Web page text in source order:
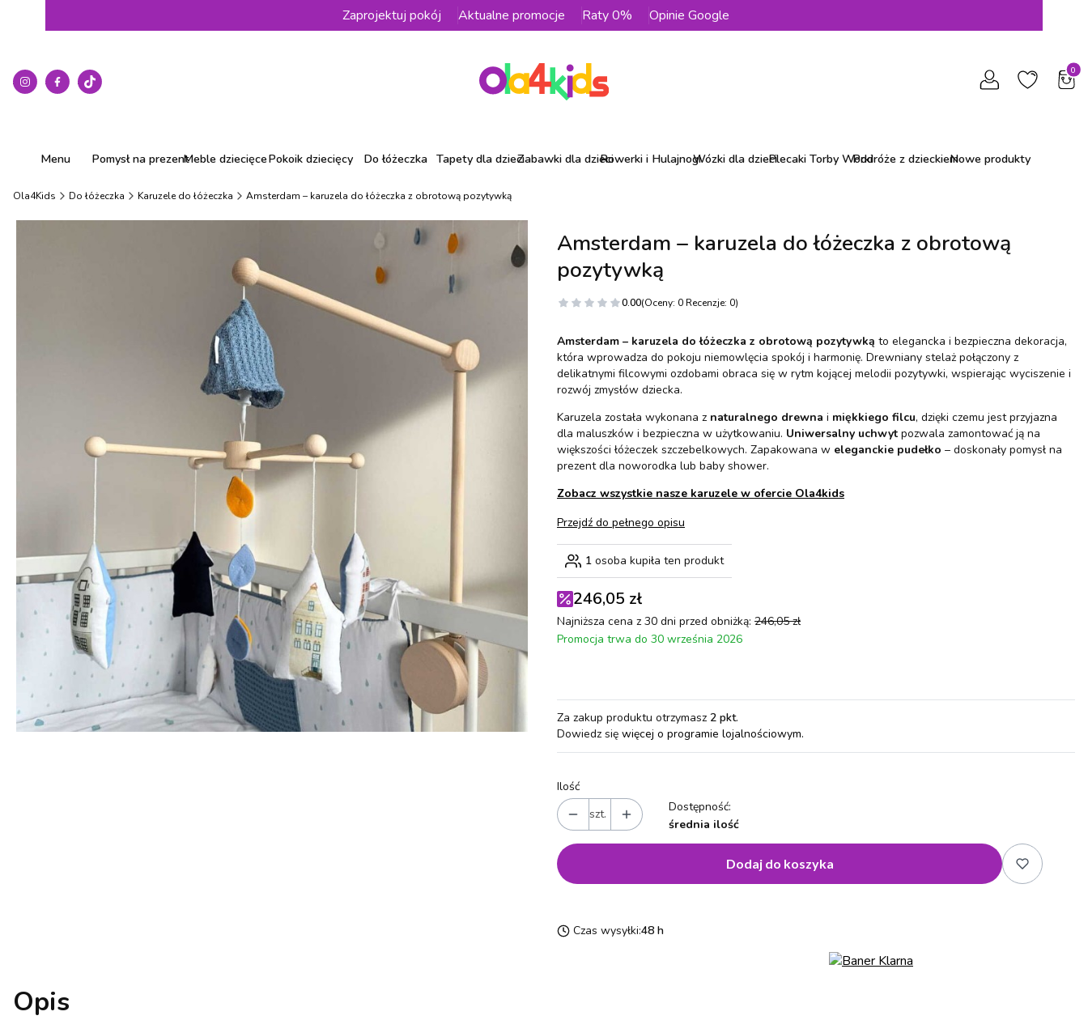
Zaprojektuj pokój Aktualne promocje Raty 0% Opinie Google
Menu Pomysł na prezentMeble dziecięcePokoik dziecięcy Do łóżeczka Tapety dla dzieciZabawki dla dzieciRowerki i HulajnogiWózki dla dzieciPlecaki Torby WorkiPodróże z dzieckiemNowe produkty
Ola4Kids Do łóżeczka Karuzele do łóżeczka Amsterdam – karuzela do łóżeczka z obrotową pozytywką
Amsterdam – karuzela do łóżeczka z obrotową
pozytywką
0.00(Oceny: 0 Recenzje: 0)
Amsterdam – karuzela do łóżeczka z obrotową pozytywką to elegancka i bezpieczna dekoracja,
która wprowadza do pokoju niemowlęcia spokój i harmonię. Drewniany stelaż połączony z
delikatnymi filcowymi ozdobami obraca się w rytm kojącej melodii pozytywki, wspierając wyciszenie i
rozwój zmysłów dziecka.
Karuzela została wykonana z naturalnego drewna i miękkiego filcu, dzięki czemu jest przyjazna
dla maluszków i bezpieczna w użytkowaniu. Uniwersalny uchwyt pozwala zamontować ją na
większości łóżeczek szczebelkowych. Zapakowana w eleganckie pudełko – doskonały pomysł na
prezent dla noworodka lub baby shower.
Zobacz wszystkie nasze karuzele w ofercie Ola4kids
Przejdź do pełnego opisu
1 osoba kupiła ten produkt
246,05 zł
Najniższa cena z 30 dni przed obniżką: 246,05 zł
Promocja trwa do 30 września 2026
Za zakup produktu otrzymasz 2 pkt.
Dowiedz się więcej o programie lojalnościowym.
Ilość
szt.
Dostępność:
średnia ilość
Dodaj do koszyka
Czas wysyłki:48 h
Opis